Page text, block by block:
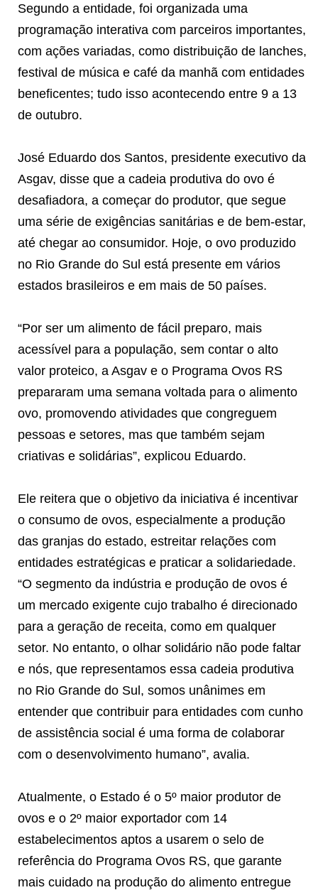
Segundo a entidade, foi organizada uma
programação interativa com parceiros importantes,
com ações variadas, como distribuição de lanches,
festival de música e café da manhã com entidades
beneficentes; tudo isso acontecendo entre 9 a 13
de outubro.
José Eduardo dos Santos, presidente executivo da
Asgav, disse que a cadeia produtiva do ovo é
desafiadora, a começar do produtor, que segue
uma série de exigências sanitárias e de bem-estar,
até chegar ao consumidor. Hoje, o ovo produzido
no Rio Grande do Sul está presente em vários
estados brasileiros e em mais de 50 países.
“Por ser um alimento de fácil preparo, mais
acessível para a população, sem contar o alto
valor proteico, a Asgav e o Programa Ovos RS
prepararam uma semana voltada para o alimento
ovo, promovendo atividades que congreguem
pessoas e setores, mas que também sejam
criativas e solidárias”, explicou Eduardo.
Ele reitera que o objetivo da iniciativa é incentivar
o consumo de ovos, especialmente a produção
das granjas do estado, estreitar relações com
entidades estratégicas e praticar a solidariedade.
“O segmento da indústria e produção de ovos é
um mercado exigente cujo trabalho é direcionado
para a geração de receita, como em qualquer
setor. No entanto, o olhar solidário não pode faltar
e nós, que representamos essa cadeia produtiva
no Rio Grande do Sul, somos unânimes em
entender que contribuir para entidades com cunho
de assistência social é uma forma de colaborar
com o desenvolvimento humano”, avalia.
Atualmente, o Estado é o 5º maior produtor de
ovos e o 2º maior exportador com 14
estabelecimentos aptos a usarem o selo de
referência do Programa Ovos RS, que garante
mais cuidado na produção do alimento entregue